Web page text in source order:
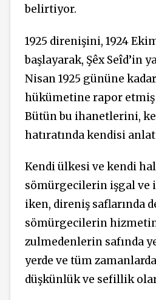
belirtiyor.
1925 direnişini, 1924
başlayarak, Şêx Seîd’in
Nisan 1925 gününe
hükümetine rapor etmiş
Bütün bu ihanetlerini,
hatıratında kendisi
Kendi ülkesi ve kendi
sömürgecilerin işgal ve
iken, direniş saflarında
sömürgecilerin
zulmedenlerin safında
yerde ve tüm
düşkünlük ve sefillik